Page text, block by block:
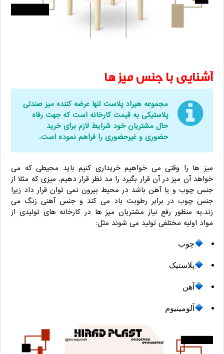
آشنایی با جنس میز ها
مجموعه هیراد پلاست تنها عرضه کننده میز صندلی
پلاستیکی به قیمت کارخانه است که جهت رفاه
حال مشتریان خود شرایط لازم برای خرید
حضوری و غیرحضوری را فراهم نموده است.
میز ها را وقتی می خواهیم خریداری کنیم باید محیطی که می
خواهد آن میز در آن قرار بگیرد را مد نظر قرار دهیم. میزی که مثلا از
جنس چوب و یا آهن باشد در محیط بیرون نمی توان قرار داد زیرا
جنس چوب در برابر رطوبت باد می کند و جنس آهنی زنگ می
زند.به منظور رفع نیاز مشتریان میز ها در کارخانه های تولیدی از
مواد اولیه مختلفی تولید می شوند مثل:
چوب
پلاستیک
آهن
آلومینیوم